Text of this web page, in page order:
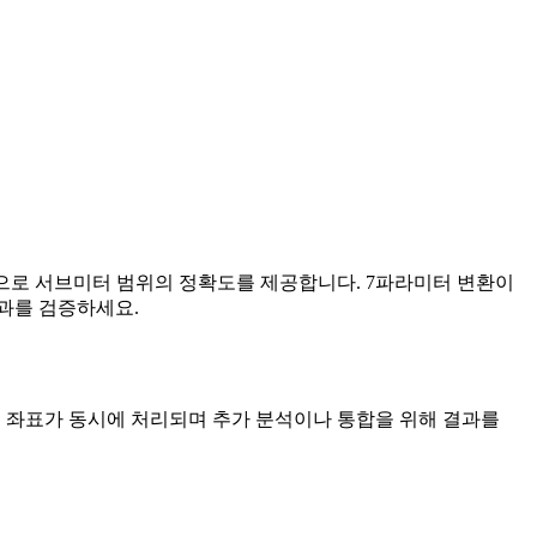
서브미터 범위의 정확도를 제공합니다. 7파라미터 변환이
를 검증하세요.
표가 동시에 처리되며 추가 분석이나 통합을 위해 결과를